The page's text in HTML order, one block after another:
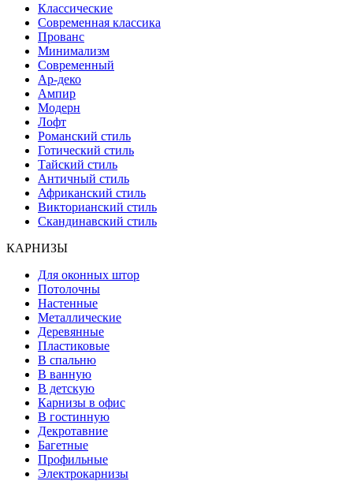
Классические
Современная классика
Прованс
Минимализм
Современный
Ар-деко
Ампир
Модерн
Лофт
Романский стиль
Готический стиль
Тайский стиль
Античный стиль
Африканский стиль
Викторианский стиль
Скандинавский стиль
КАРНИЗЫ
Для оконных штор
Потолочны
Настенные
Металлические
Деревянные
Пластиковые
В спальню
В ванную
В детскую
Карнизы в офис
В гостинную
Декротавние
Багетные
Профильные
Электрокарнизы